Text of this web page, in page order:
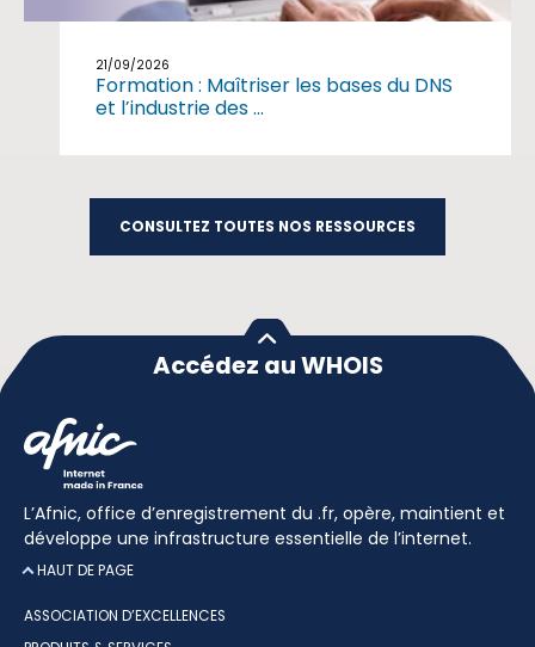
21/09/2026
Formation : Maîtriser les bases du DNS
et l’industrie des ...
CONSULTEZ TOUTES NOS RESSOURCES
Accédez au WHOIS
L’Afnic, office d’enregistrement du .fr, opère, maintient et
développe une infrastructure essentielle de l’internet.
HAUT DE PAGE
ASSOCIATION D’EXCELLENCES